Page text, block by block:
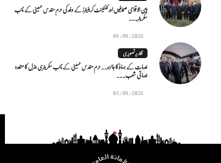
بین الاقوامی صحافیوں اور کنٹینٹ کریئیٹرز کے وفد کی حرم مقدس حسینی کے نائب
سکریٹر...
04/08/2026
تقاریر تصویری
خدمات کے بہاؤ کا جائزہ.. حرم مقدس حسینی کے نائب سکریٹری جنرل کا متعدد
خدماتی شعب...
03/08/2026